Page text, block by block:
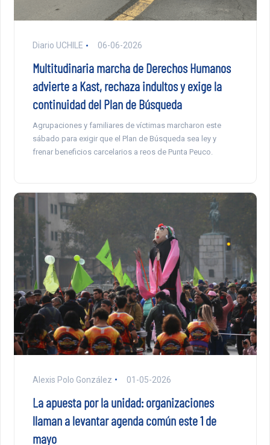
Diario UCHILE 06-06-2026
Multitudinaria marcha de Derechos Humanos
advierte a Kast, rechaza indultos y exige la
continuidad del Plan de Búsqueda
Agrupaciones y familiares de víctimas marcharon este
sábado para exigir que el Plan de Búsqueda sea ley y
frenar beneficios carcelarios a reos de Punta Peuco.
Alexis Polo González 01-05-2026
La apuesta por la unidad: organizaciones
llaman a levantar agenda común este 1 de
mayo